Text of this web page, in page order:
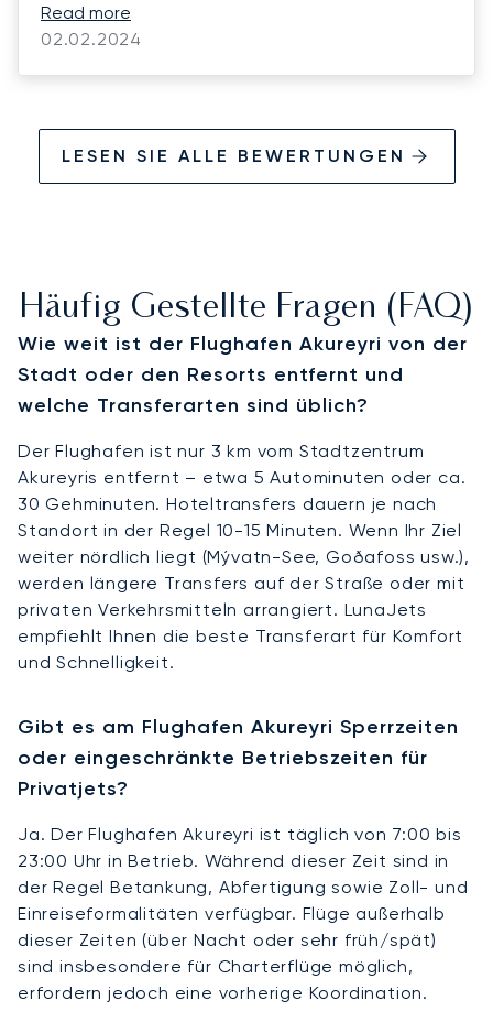
vous.
Read more
02.02.2024
LESEN SIE ALLE BEWERTUNGEN
Häufig Gestellte Fragen (FAQ)
Wie weit ist der Flughafen Akureyri von der
Stadt oder den Resorts entfernt und
welche Transferarten sind üblich?
Der Flughafen ist nur 3 km vom Stadtzentrum
Akureyris entfernt – etwa 5 Autominuten oder ca.
30 Gehminuten. Hoteltransfers dauern je nach
Standort in der Regel 10-15 Minuten. Wenn Ihr Ziel
weiter nördlich liegt (Mývatn-See, Goðafoss usw.),
werden längere Transfers auf der Straße oder mit
privaten Verkehrsmitteln arrangiert. LunaJets
empfiehlt Ihnen die beste Transferart für Komfort
und Schnelligkeit.
Gibt es am Flughafen Akureyri Sperrzeiten
oder eingeschränkte Betriebszeiten für
Privatjets?
Ja. Der Flughafen Akureyri ist täglich von 7:00 bis
23:00 Uhr in Betrieb. Während dieser Zeit sind in
der Regel Betankung, Abfertigung sowie Zoll- und
Einreiseformalitäten verfügbar. Flüge außerhalb
dieser Zeiten (über Nacht oder sehr früh/spät)
sind insbesondere für Charterflüge möglich,
erfordern jedoch eine vorherige Koordination.